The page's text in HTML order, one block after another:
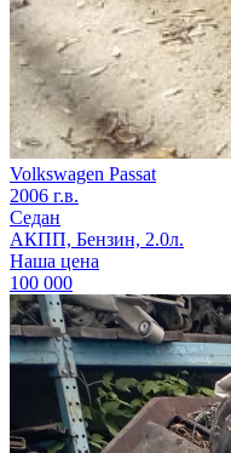
Volkswagen Passat
2006 г.в.
Седан
АКПП, Бензин, 2.0л.
Наша цена
100 000